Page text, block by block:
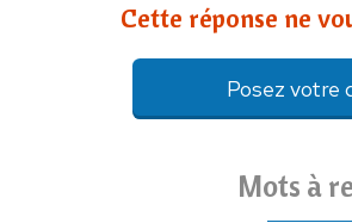
Cette réponse ne
Posez votre
Mots à